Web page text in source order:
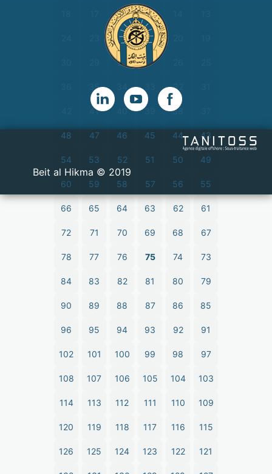
15
16
21
22
27
28
32
35
38
39
40
41
43
44
45
46
47
48
49
50
51
52
53
54
55
56
57
58
59
60
61
62
63
64
65
66
67
68
69
70
71
72
73
74
75
76
77
78
79
80
81
82
83
84
85
86
87
88
89
90
91
92
93
94
95
96
97
98
99
100
101
102
103
104
105
106
107
108
109
110
111
112
113
114
115
116
117
118
119
120
121
122
123
124
125
126
2019 © Beit al Hikma